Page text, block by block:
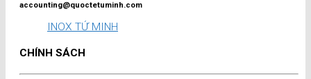
accounting@quoctetuminh.com
INOX TỨ MINH
CHÍNH SÁCH